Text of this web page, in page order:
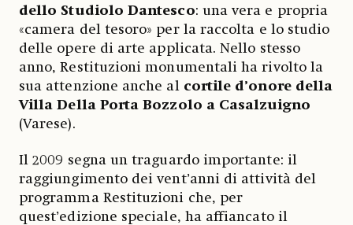
dello Studiolo Dantesco: una vera e propria
«camera del tesoro» per la raccolta e lo studio
delle opere di arte applicata. Nello stesso
anno, Restituzioni monumentali ha rivolto la
sua attenzione anche al cortile d’onore della
Villa Della Porta Bozzolo a Casalzuigno
(Varese).
Il 2009 segna un traguardo importante: il
raggiungimento dei vent’anni di attività del
programma Restituzioni che, per
quest’edizione speciale, ha affiancato il